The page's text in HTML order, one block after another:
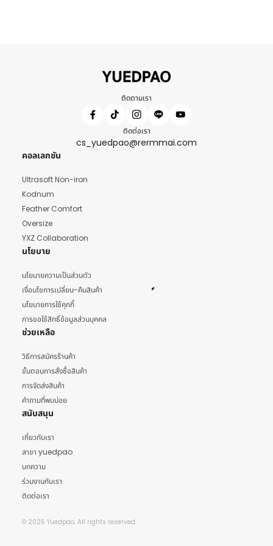
ติดตามเรา
ติดต่อเรา
cs_yuedpao@rermmai.com
คอลเลกชัน
Ultrasoft Non-iron
Kodnum
Feather Comfort
Oversize
YXZ Collaboration
นโยบาย
นโยบายความเป็นส่วนตัว
เงื่อนไขการเปลี่ยน-คืนสินค้า
นโยบายการใช้คุกกี้
การขอใช้สิทธิ์ข้อมูลส่วนบุคคล
ช่วยเหลือ
วิธีการสมัครร้านค้า
ขั้นตอนการสั่งซื้อสินค้า
การจัดส่งสินค้า
คำถามที่พบบ่อย
สนับสนุน
เกี่ยวกับเรา
สาขา yuedpao
บทความ
ร่วมงานกับเรา
ติดต่อเรา
© 2025 Yuedpao. All rights reserved.